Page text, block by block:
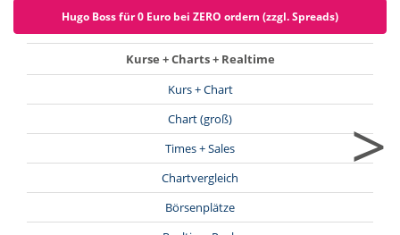
Hugo Boss für 0 Euro bei ZERO ordern (zzgl. Spreads)
Kurse + Charts + Realtime
Kurs + Chart
Chart (groß)
Times + Sales
Chartvergleich
Börsenplätze
>